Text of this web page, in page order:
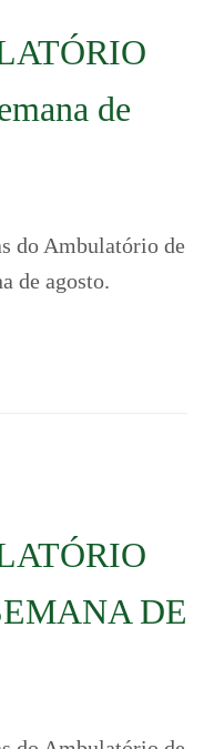
de
do Ambulatório de
de agosto.
DE